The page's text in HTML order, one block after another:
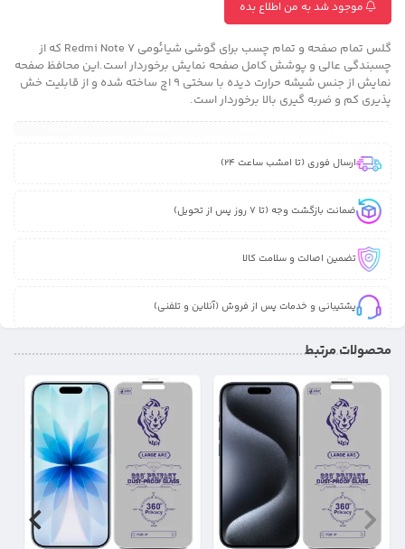
موجود شد به من اطلاع بده
گلس تمام صفحه و تمام چسب برای گوشی شیائومی Redmi Note 7 که از
چسبندگی عالی و پوشش کامل صفحه نمایش برخوردار است.این محافظ صفحه
نمایش از جنس شیشه حرارت دیده با سختی 9 اچ ساخته شده و از قابلیت خش
پذیری کم و ضربه گیری بالا برخوردار است.
ارسال فوری (تا امشب ساعت 24)
ضمانت بازگشت وجه (تا 7 روز پس از تحویل)
تضمین اصالت و سلامت کالا
پشتیبانی و خدمات پس از فروش (آنلاین و تلفنی)
محصولات مرتبط
25%
25%